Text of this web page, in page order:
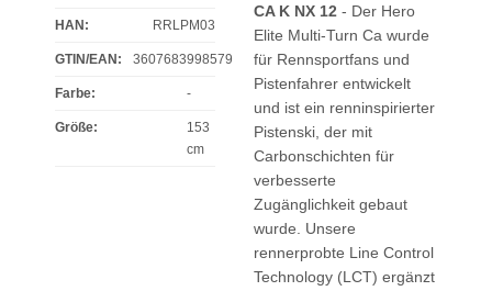
HAN: RRLPM03
GTIN/EAN: 3607683998579
Farbe: -
Größe:
153
cm
CA K NX 12 - Der Hero
Elite Multi-Turn Ca wurde
für Rennsportfans und
Pistenfahrer entwickelt
und ist ein renninspirierter
Pistenski, der mit
Carbonschichten für
verbesserte
Zugänglichkeit gebaut
wurde. Unsere
rennerprobte Line Control
Technology (LCT) ergänzt